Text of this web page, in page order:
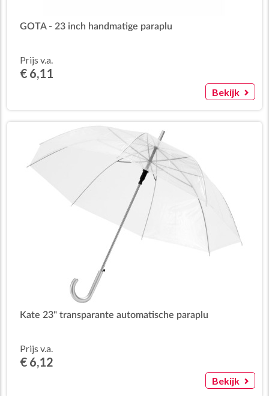
GOTA - 23 inch handmatige paraplu
Prijs v.a.
€ 6,11
Bekijk
Kate 23" transparante automatische paraplu
Prijs v.a.
€ 6,12
Bekijk